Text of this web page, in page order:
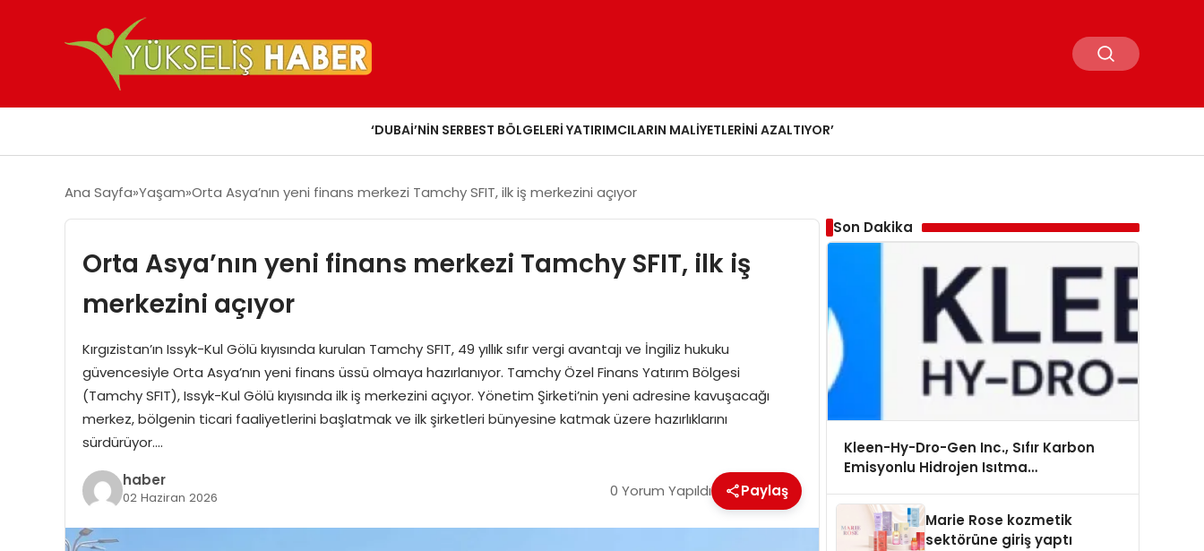
‘DUBAI’NIN SERBEST BÖLGELERI YATIRIMCILARIN MALIYETLERINI AZALTIYOR’
Ana Sayfa Yaşam Orta Asya’nın yeni finans merkezi Tamchy SFIT, ilk iş merkezini açıyor
Orta Asya’nın yeni finans merkezi Tamchy SFIT, ilk iş
merkezini açıyor
Kırgızistan’ın Issyk-Kul Gölü kıyısında kurulan Tamchy SFIT, 49 yıllık sıfır vergi avantajı ve İngiliz hukuku
güvencesiyle Orta Asya’nın yeni finans üssü olmaya hazırlanıyor. Tamchy Özel Finans Yatırım Bölgesi
(Tamchy SFIT), Issyk-Kul Gölü kıyısında ilk iş merkezini açıyor. Yönetim Şirketi’nin yeni adresine kavuşacağı
merkez, bölgenin ticari faaliyetlerini başlatmak ve ilk şirketleri bünyesine katmak üzere hazırlıklarını
sürdürüyor….
haber
02 Haziran 2026 0 Yorum Yapıldı Paylaş
Son Dakika
Kleen-Hy-Dro-Gen Inc., Sıfır Karbon
Emisyonlu Hidrojen Isıtma
Onaylarını Aldı
Marie Rose kozmetik
sektörüne giriş yaptı